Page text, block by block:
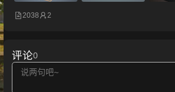
2038 2
评论0